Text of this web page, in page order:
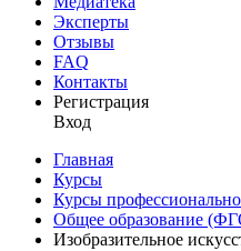
Эксперты
Отзывы
FAQ
Контакты
Регистрация
Вход
Главная
Курсы
Курсы
Общее образование
Изобразительное